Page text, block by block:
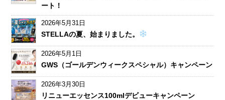
ート！
2026年5月31日
STELLAの夏、始まりました。
2026年5月1日
GWS（ゴールデンウィークスペシャル）キャンペーン
2026年3月30日
リニューエッセンス100mlデビューキャンペーン